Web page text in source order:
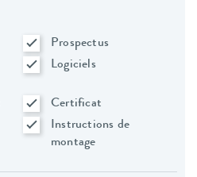
Prospectus
Logiciels
Certificat
Instructions de
montage